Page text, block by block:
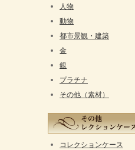
人物
動物
都市景観・建築
金
銀
プラチナ
その他（素材）
コレクションケース